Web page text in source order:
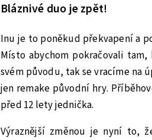
Bláznivé duo je zpět!
Inu je to poněkud překvapení a
Místo abychom pokračovali
svém původu, tak se vracíme na
jen remake původní hry.
před 12 lety jednička.
Výraznější změnou je nyní to,